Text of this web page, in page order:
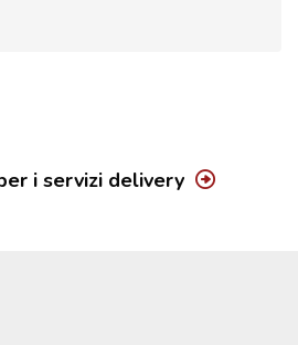
i servizi delivery